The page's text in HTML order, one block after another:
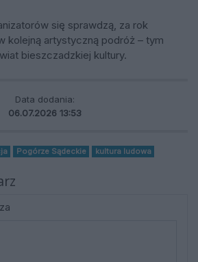
się sprawdzą, za rok
kolejną artystyczną podróż – tym
bieszczadzkiej kultury.
Data dodania:
06.07.2026 13:53
Pogórze Sądeckie kultura ludowa